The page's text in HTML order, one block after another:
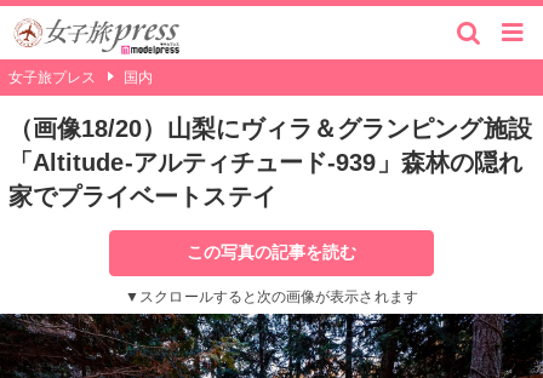
女子旅プレス 国内
（画像18/20）山梨にヴィラ＆グランピング施設
「Altitude-アルティチュード-939」森林の隠れ
家でプライベートステイ
この写真の記事を読む
▼スクロールすると次の画像が表示されます